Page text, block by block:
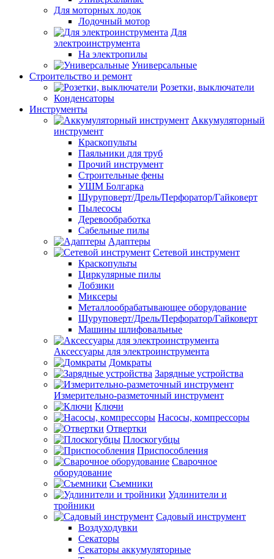
Для моторных лодок
Лодочный мотор
Для
электроинструмента
На электропилы
Универсальные
Строительство и ремонт
Розетки, выключатели
Конденсаторы
Инструменты
Аккумуляторный
инструмент
Краскопульты
Паяльники для труб
Прочий инструмент
Строительные фены
УШМ Болгарка
Шуруповерт/Дрель/Перфоратор/Гайковерт
Пылесосы
Деревообработка
Сабельные пилы
Адаптеры
Сетевой инструмент
Краскопульты
Циркулярные пилы
Лобзики
Миксеры
Металлообрабатывающее оборудование
Шуруповерт/Дрель/Перфоратор/Гайковерт
Машины шлифовальные
Аксессуары для электроинструмента
Домкраты
Зарядные устройства
Измерительно-разметочный инструмент
Ключи
Насосы, компрессоры
Отвертки
Плоскогубцы
Приспособления
Сварочное
оборудование
Съемники
Удлинители и
тройники
Садовый инструмент
Воздуходувки
Секаторы
Секаторы аккумуляторные